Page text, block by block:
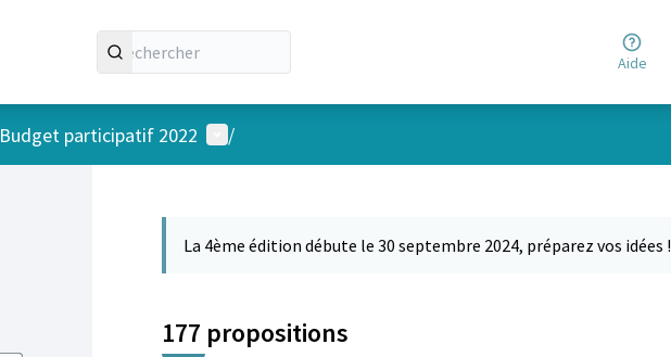
Aide
Budget participatif 2022 Menu utilisateur
/
La 4ème édition débute le 30 septembre 2024, préparez vos idées !
177 propositions